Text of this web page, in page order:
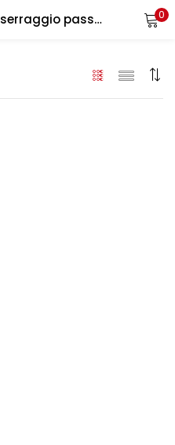
Tagged: "piastra di serraggio passo incrociato" 0
REGISTER
to login.